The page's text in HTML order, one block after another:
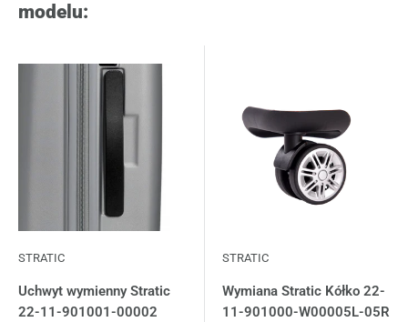
modelu:
STRATIC
Uchwyt wymienny Stratic
22-11-901001-00002
STRATIC
Wymiana Stratic Kółko 22-
11-901000-W00005L-05R